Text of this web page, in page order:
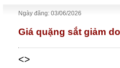
Ngày đăng: 03/06/2026
Giá quặng sắt giảm
<>